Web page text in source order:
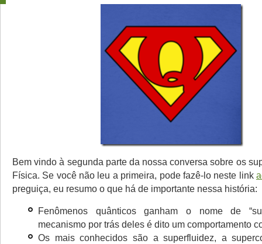
Bem vindo à segunda parte da nossa conversa sobre os
Física. Se você não leu a primeira, pode fazê-lo neste link
preguiça, eu resumo o que há de importante nessa história:
Fenômenos quânticos ganham o nome de
mecanismo por trás deles é dito um comportamento
Os mais conhecidos são a superfluidez, a